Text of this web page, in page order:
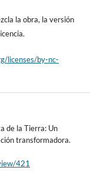
la obra, la versión
licenses/by-nc-
de la Tierra: Un
transformadora.
421